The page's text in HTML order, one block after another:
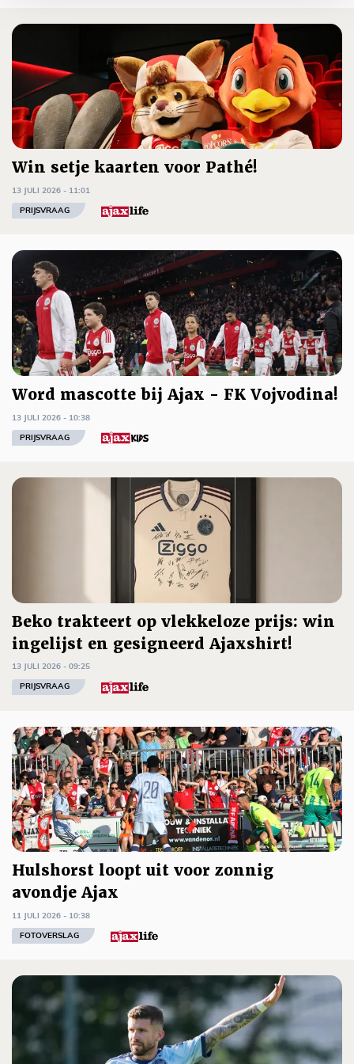
Win setje kaarten voor Pathé!
13 JULI 2026 - 11:01
PRIJSVRAAG
Word mascotte bij Ajax - FK Vojvodina!
13 JULI 2026 - 10:38
PRIJSVRAAG
Beko trakteert op vlekkeloze prijs: win
ingelijst en gesigneerd Ajaxshirt!
13 JULI 2026 - 09:25
PRIJSVRAAG
Hulshorst loopt uit voor zonnig
avondje Ajax
11 JULI 2026 - 10:38
FOTOVERSLAG